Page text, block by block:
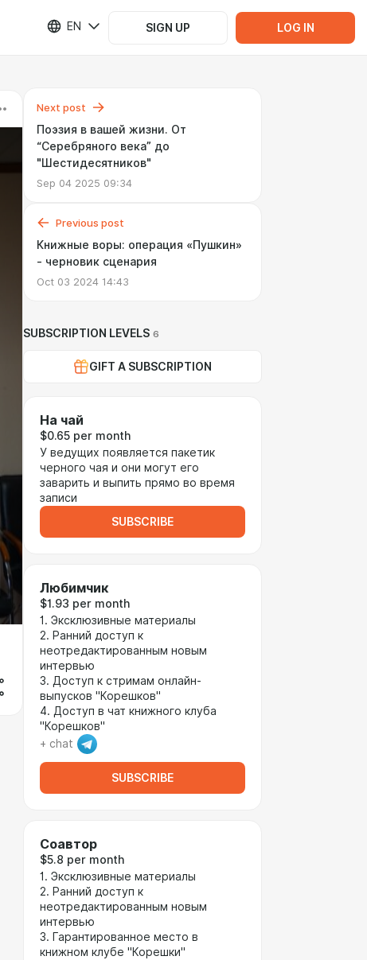
EN SIGN UP LOG IN
Next post
Поэзия в вашей жизни. От
“Серебряного века” до
"Шестидесятников"
Sep 04 2025 09:34
Previous post
Книжные воры: операция «Пушкин»
- черновик сценария
Oct 03 2024 14:43
SUBSCRIPTION LEVELS 6
GIFT A SUBSCRIPTION
На чай
$0.65 per month
У ведущих появляется пакетик
черного чая и они могут его
заварить и выпить прямо во время
записи
SUBSCRIBE
Любимчик
$1.93 per month
1. Эксклюзивные материалы
2. Ранний доступ к
неотредактированным новым
интервью
3. Доступ к стримам онлайн-
выпусков "Корешков"
4. Доступ в чат книжного клуба
"Корешков"
+ chat
SUBSCRIBE
Соавтор
$5.8 per month
1. Эксклюзивные материалы
2. Ранний доступ к
неотредактированным новым
интервью
3. Гарантированное место в
книжном клубе "Корешки"